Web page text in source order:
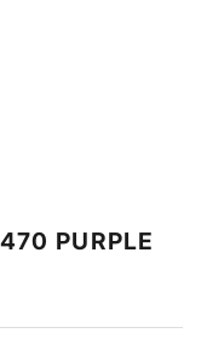
PURPLE